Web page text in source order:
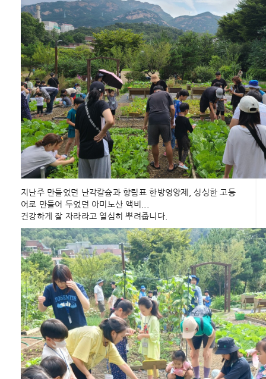
지난주 만들었던 난각칼슘과 향림표 한방영양제, 싱싱한 고등
어로 만들어 두었던 아미노산 액비...
건강하게 잘 자라라고 열심히 뿌려줍니다.